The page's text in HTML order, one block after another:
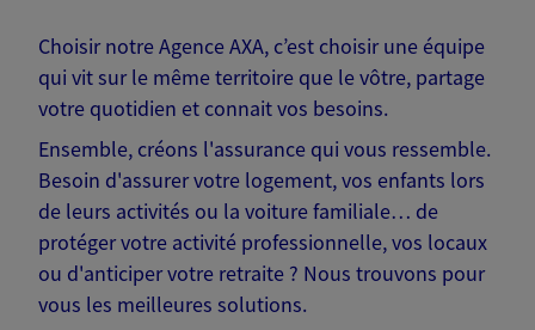
Choisir notre Agence AXA, c’est choisir une équipe
qui vit sur le même territoire que le vôtre, partage
votre quotidien et connait vos besoins.
Ensemble, créons l'assurance qui vous ressemble.
Besoin d'assurer votre logement, vos enfants lors
de leurs activités ou la voiture familiale… de
protéger votre activité professionnelle, vos locaux
ou d'anticiper votre retraite ? Nous trouvons pour
vous les meilleures solutions.